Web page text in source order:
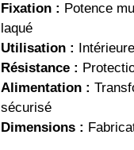
Fixation : Potence
laqué
Utilisation :
Résistance :
Alimentation :
sécurisé
Dimensions :